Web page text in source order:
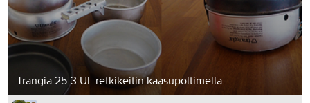
Trangia 25-3 UL retkikeitin kaasupoltimella